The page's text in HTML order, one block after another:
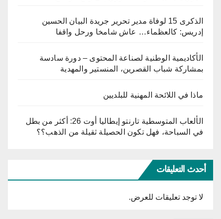
الذكرى 15 لوفاة مدير تحرير جريدة البيان الحسين
إدريس: كالعظماء… عاش شامخا ورحل واقفا
الأكاديمية الوطنية لصناعة المحتوى – دورة سادسة
بمشاركة شباب القصرين، المنستير والمهدية
ماذا في اللائحة المهنية للبلديين
الألعاب المتوسطية تارنتو إيطاليا أوت 26: أكثر من بطل
في السباحة، فهل تكون الحصيلة ثقيلة من الذهب؟؟
أحدث التعليقات
لا توجد تعليقات للعرض.